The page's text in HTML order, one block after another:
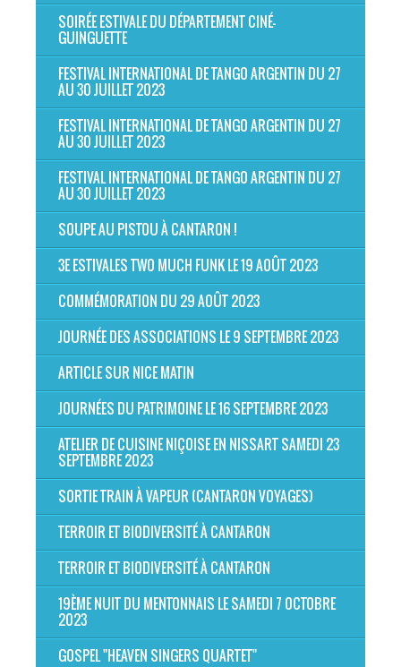
SOIRÉE ESTIVALE DU DÉPARTEMENT CINÉ-
GUINGUETTE
FESTIVAL INTERNATIONAL DE TANGO ARGENTIN DU 27
AU 30 JUILLET 2023
FESTIVAL INTERNATIONAL DE TANGO ARGENTIN DU 27
AU 30 JUILLET 2023
FESTIVAL INTERNATIONAL DE TANGO ARGENTIN DU 27
AU 30 JUILLET 2023
SOUPE AU PISTOU À CANTARON !
3E ESTIVALES TWO MUCH FUNK LE 19 AOÛT 2023
COMMÉMORATION DU 29 AOÛT 2023
JOURNÉE DES ASSOCIATIONS LE 9 SEPTEMBRE 2023
ARTICLE SUR NICE MATIN
JOURNÉES DU PATRIMOINE LE 16 SEPTEMBRE 2023
ATELIER DE CUISINE NIÇOISE EN NISSART SAMEDI 23
SEPTEMBRE 2023
SORTIE TRAIN À VAPEUR (CANTARON VOYAGES)
TERROIR ET BIODIVERSITÉ À CANTARON
TERROIR ET BIODIVERSITÉ À CANTARON
19ÈME NUIT DU MENTONNAIS LE SAMEDI 7 OCTOBRE
2023
GOSPEL "HEAVEN SINGERS QUARTET"